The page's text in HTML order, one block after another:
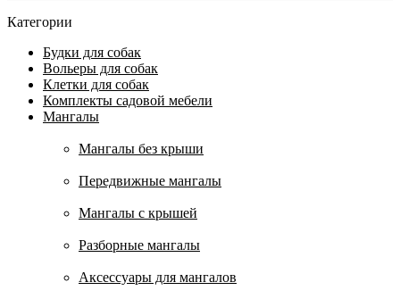
Категории
Будки для собак
Вольеры для собак
Клетки для собак
Комплекты садовой мебели
Мангалы
Мангалы без крыши
Передвижные мангалы
Мангалы с крышей
Разборные мангалы
Аксессуары для мангалов